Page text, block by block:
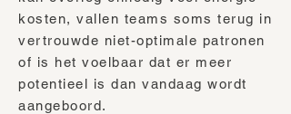
kosten, vallen teams soms terug in
vertrouwde niet-optimale patronen
of is het voelbaar dat er meer
potentieel is dan vandaag wordt
aangeboord.